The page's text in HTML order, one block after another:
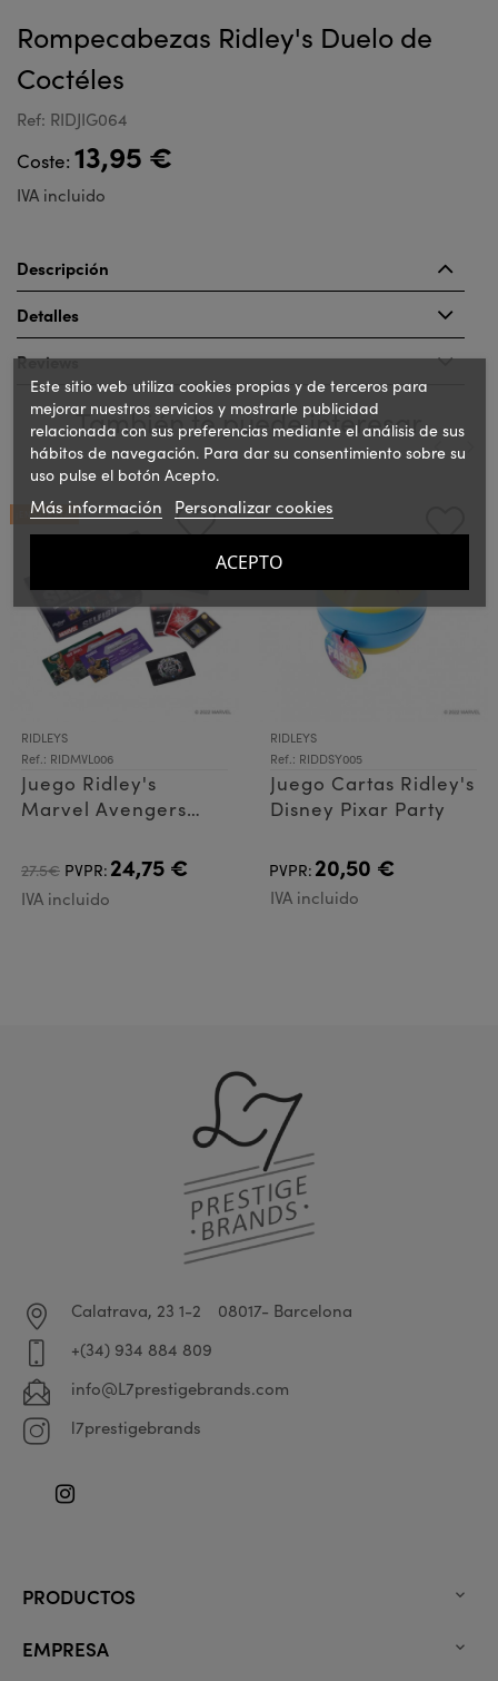
Rompecabezas Ridley's Duelo de
Coctéles
Ref: RIDJIG064
Coste: 13,95 €
IVA incluido
Descripción
Detalles
Reviews
También te puede interesar
¡EN OFERTA!
RIDLEYS
Ref.: RIDMVL006
Juego Ridley's
Marvel Avengers
27.5€ PVPR: 24,75 €
IVA incluido
RIDLEYS
Ref.: RIDDSY005
Juego Cartas Ridley's
Disney Pixar Party
PVPR: 20,50 €
IVA incluido
Este sitio web utiliza cookies propias y de terceros para
mejorar nuestros servicios y mostrarle publicidad
relacionada con sus preferencias mediante el análisis de sus
hábitos de navegación. Para dar su consentimiento sobre su
uso pulse el botón Acepto.
Más información Personalizar cookies
ACEPTO
Calatrava, 23 1-2
08017- Barcelona
+(34) 934 884 809
info@L7prestigebrands.com
l7prestigebrands
Instagram
PRODUCTOS 
EMPRESA 